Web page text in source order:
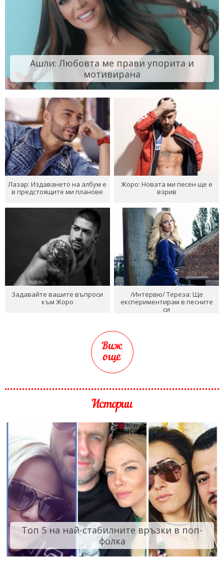
Ашли: Любовта ме прави упорита и
мотивирана
Лазар: Издаването на албум е
в предстоящите ми планове
Жоро: Новата ми песен ще е
взрив
Задавайте вашите въпроси
към Жоро
/Интервю/ Тереза: Ще
експериментирам в песните
си
Виж
още
Истории
Топ 5 на най-стабилните връзки в поп-
фолка